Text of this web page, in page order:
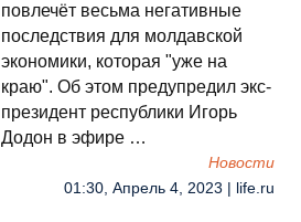
повлечёт весьма негативные
последствия для молдавской
экономики, которая "уже на
краю". Об этом предупредил экс-
президент республики Игорь
Додон в эфире …
Новости
01:30, Апрель 4, 2023 | life.ru